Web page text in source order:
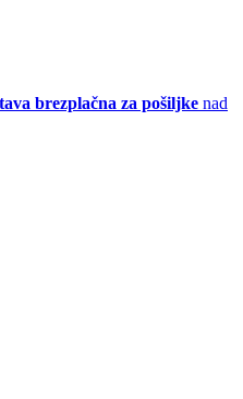
brezplačna za pošiljke nad